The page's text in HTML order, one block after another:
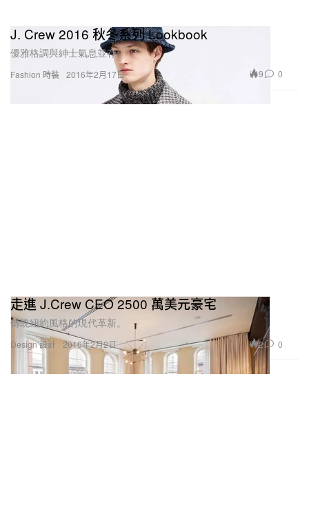
Fashion 時裝
J. Crew 2016 秋冬系列 Lookbook
優雅格調與紳士氣息並存。
2016年2月17日 9 0
Design 設計
走進 J.Crew CEO 2500 萬美元豪宅
傳統紐約風格的現代革新。
2016年2月2日 2 0